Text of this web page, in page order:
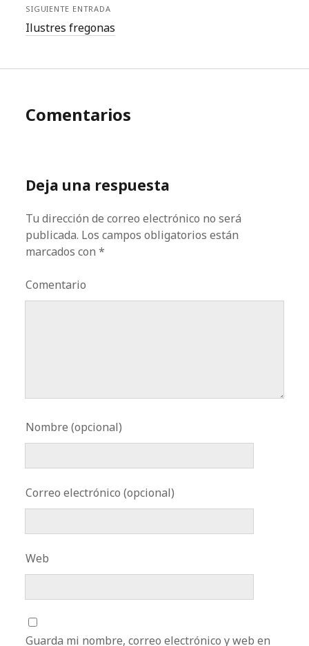
SIGUIENTE ENTRADA
Ilustres fregonas
Comentarios
Deja una respuesta
Tu dirección de correo electrónico no será
publicada. Los campos obligatorios están
marcados con*
Comentario
Nombre (opcional)
Correo electrónico (opcional)
Web
Guarda mi nombre, correo electrónico y web en